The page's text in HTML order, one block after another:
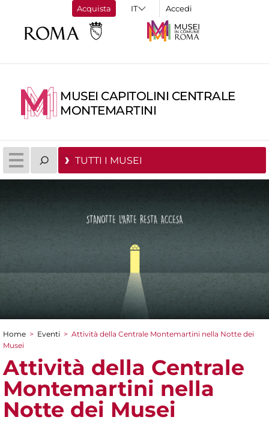
Acquista Accedi
MUSEI CAPITOLINI CENTRALE
MONTEMARTINI
TUTTI I MUSEI
Tu sei qui
Home > Eventi > Attività della Centrale Montemartini nella Notte dei
Musei
Attività della Centrale
Montemartini nella
Notte dei Musei